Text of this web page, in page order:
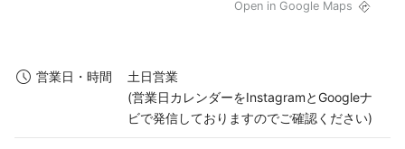
Open in Google Maps
営業日・時間
土日営業
(営業日カレンダーをInstagramとGoogleナ
ビで発信しておりますのでご確認ください)